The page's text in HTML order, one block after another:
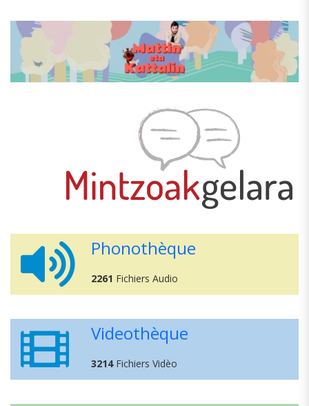
Phonothèque
2261 Fichiers Audio
Videothèque
3214Fichiers Vidèo